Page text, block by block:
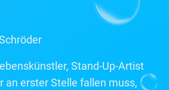
Stand-Up-Artist
an erster Stelle fallen muss,